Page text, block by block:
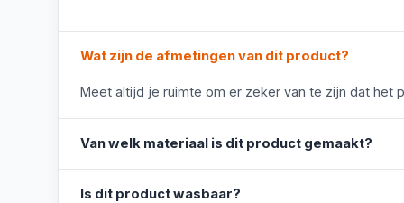
Wat zijn de afmetingen van dit product?
Meet altijd je ruimte om er zeker van te zijn dat het
Van welk materiaal is dit product gemaakt?
Is dit product wasbaar?